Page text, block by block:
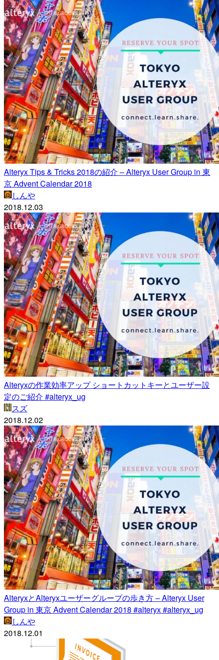
Alteryx Tips & Tricks 2018の紹介 – Alteryx User Group in 東
京 Advent Calendar 2018
しんや
2018.12.03
Alteryxの作業効率アップ ショートカットキーとユーザー設
定のご紹介 #alteryx_ug
スズ
2018.12.02
AlteryxとAlteryxユーザーグループの歩き方 – Alteryx User
Group in 東京 Advent Calendar 2018 #alteryx #alteryx_ug
しんや
2018.12.01